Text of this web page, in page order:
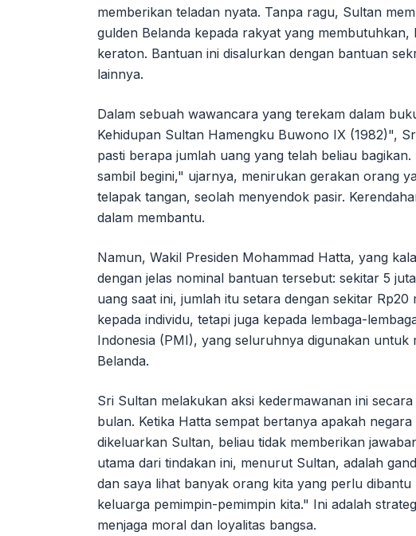
memberikan teladan nyata. Tanpa ragu, Sultan
gulden Belanda kepada rakyat yang
keraton. Bantuan ini disalurkan dengan bantuan
lainnya.
Dalam sebuah wawancara yang terekam dalam
Kehidupan Sultan Hamengku Buwono IX (1982)",
pasti berapa jumlah uang yang telah beliau
sambil begini," ujarnya, menirukan gerakan orang
telapak tangan, seolah menyendok pasir.
dalam membantu.
Namun, Wakil Presiden Mohammad Hatta, yang
dengan jelas nominal bantuan tersebut: sekitar 5
uang saat ini, jumlah itu setara dengan sekitar
kepada individu, tetapi juga kepada lembaga-
Indonesia (PMI), yang seluruhnya digunakan
Belanda.
Sri Sultan melakukan aksi kedermawanan ini
bulan. Ketika Hatta sempat bertanya apakah
dikeluarkan Sultan, beliau tidak memberikan
utama dari tindakan ini, menurut Sultan, adalah
dan saya lihat banyak orang kita yang perlu
keluarga pemimpin-pemimpin kita." Ini adalah
menjaga moral dan loyalitas bangsa.